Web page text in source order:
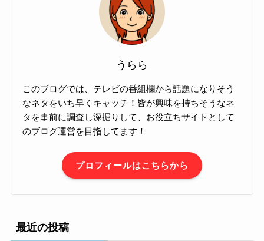
うらら
このブログでは、テレビの番組欄から話題になりそう
なネタをいち早くキャッチ！皆が興味を持ちそうなネ
タを事前に調査し深掘りして、お役立ちサイトとして
のブログ運営を目指してます！
プロフィールはこちらから
最近の投稿